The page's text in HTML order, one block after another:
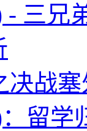
- 三兄
决战
留学